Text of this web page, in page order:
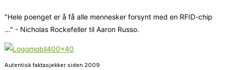
"Hele poenget er å få alle mennesker forsynt med en RFID-chip
..." - Nicholas Rockefeller til Aaron Russo.
Autentisk faktasjekker siden 2009